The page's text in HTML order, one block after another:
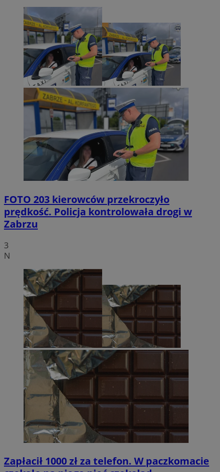
FOTO 203 kierowców przekroczyło
prędkość. Policja kontrolowała drogi w
Zabrzu
3
N
Zapłacił 1000 zł za telefon. W paczkomacie